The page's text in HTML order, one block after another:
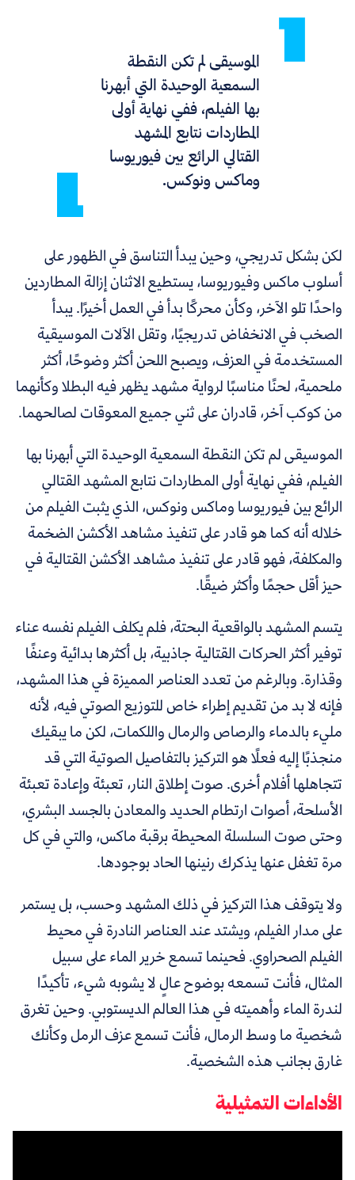
الموسيقى لم تكن النقطة
السمعية الوحيدة التي أبهرنا
بها الفيلم، ففي نهاية أولى
المطاردات نتابع المشهد
القتالي الرائع بين فيوريوسا
وماكس ونوكس.
لكن بشكل تدريجي، وحين يبدأ التناسق في الظهور على
أسلوب ماكس وفيوريوسا، يستطيع الاثنان إزالة المطاردين
واحدًا تلو الآخر، وكأن محركًا بدأ في العمل أخيرًا. يبدأ
الصخب في الانخفاض تدريجيًا، وتقل الآلات الموسيقية
المستخدمة في العزف، ويصبح اللحن أكثر وضوحًا، أكثر
ملحمية، لحنًا مناسبًا لرواية مشهد يظهر فيه البطلا وكأنهما
من كوكب آخر، قادران على ثني جميع المعوقات لصالحهما.
الموسيقى لم تكن النقطة السمعية الوحيدة التي أبهرنا بها
الفيلم، ففي نهاية أولى المطاردات نتابع المشهد القتالي
الرائع بين فيوريوسا وماكس ونوكس، الذي يثبت الفيلم من
خلاله أنه كما هو قادر على تنفيذ مشاهد الأكشن الضخمة
والمكلفة، فهو قادر على تنفيذ مشاهد الأكشن القتالية في
حيز أقل حجمًا وأكثر ضيقًا.
يتسم المشهد بالواقعية البحتة، فلم يكلف الفيلم نفسه عناء
توفير أكثر الحركات القتالية جاذبية، بل أكثرها بدائية وعنفًا
وقذارة. وبالرغم من تعدد العناصر المميزة في هذا المشهد،
فإنه لا بد من تقديم إطراء خاص للتوزيع الصوتي فيه، لأنه
مليء بالدماء والرصاص والرمال واللكمات، لكن ما يبقيك
منجذبًا إليه فعلًا هو التركيز بالتفاصيل الصوتية التي قد
تتجاهلها أفلام أخرى. صوت إطلاق النار، تعبئة وإعادة تعبئة
الأسلحة، أصوات ارتطام الحديد والمعادن بالجسد البشري،
وحتى صوت السلسلة المحيطة برقبة ماكس، والتي في كل
مرة تغفل عنها يذكرك رنينها الحاد بوجودها.
ولا يتوقف هذا التركيز في ذلك المشهد وحسب، بل يستمر
على مدار الفيلم، ويشتد عند العناصر النادرة في محيط
الفيلم الصحراوي. فحينما تسمع خرير الماء على سبيل
المثال، فأنت تسمعه بوضوح عالٍ لا يشوبه شيء، تأكيدًا
لندرة الماء وأهميته في هذا العالم الديستوبي. وحين تغرق
شخصية ما وسط الرمال، فأنت تسمع عزف الرمل وكأنك
غارق بجانب هذه الشخصية.
الأداءات التمثيلية